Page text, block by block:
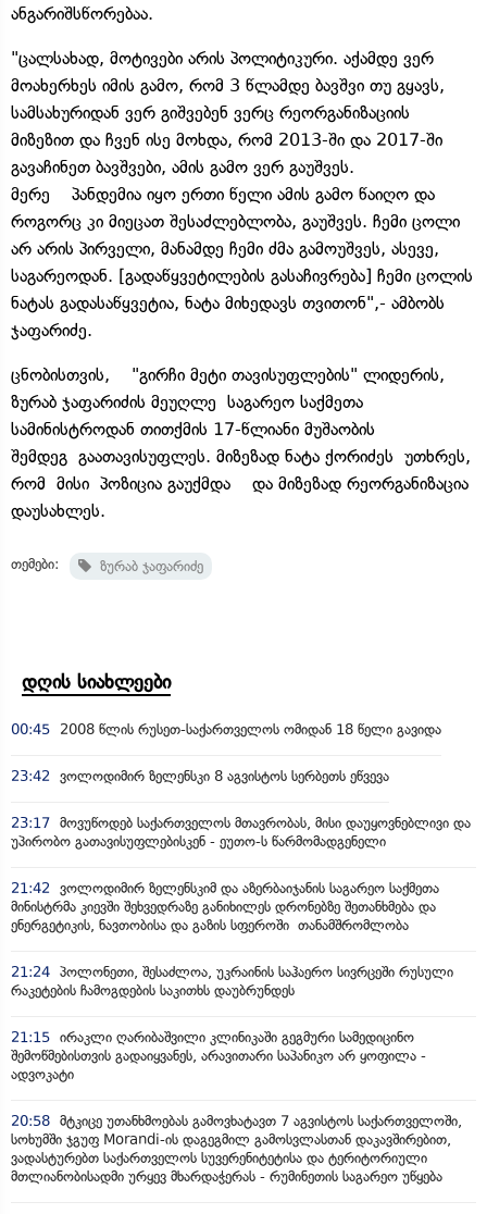
ანგარიშსწორებაა.
"ცალსახად, მოტივები არის პოლიტიკური. აქამდე ვერ
მოახერხეს იმის გამო, რომ 3 წლამდე ბავშვი თუ გყავს,
სამსახურიდან ვერ გიშვებენ ვერც რეორგანიზაციის
მიზეზით და ჩვენ ისე მოხდა, რომ 2013-ში და 2017-ში
გავაჩინეთ ბავშვები, ამის გამო ვერ გაუშვეს.
მერე პანდემია იყო ერთი წელი ამის გამო წაიღო და
როგორც კი მიეცათ შესაძლებლობა, გაუშვეს. ჩემი ცოლი
არ არის პირველი, მანამდე ჩემი ძმა გამოუშვეს, ასევე,
საგარეოდან. [გადაწყვეტილების გასაჩივრება] ჩემი ცოლის
ნატას გადასაწყვეტია, ნატა მიხედავს თვითონ",- ამბობს
ჯაფარიძე.
ცნობისთვის, "გირჩი მეტი თავისუფლების" ლიდერის,
ზურაბ ჯაფარიძის მეუღლე საგარეო საქმეთა
სამინისტროდან თითქმის 17-წლიანი მუშაობის
შემდეგ გაათავისუფლეს. მიზეზად ნატა ქორიძეს უთხრეს,
რომ მისი პოზიცია გაუქმდა და მიზეზად რეორგანიზაცია
დაუსახლეს.
თემები: ზურაბ ჯაფარიძე
დღის სიახლეები
00:45 2008 წლის რუსეთ-საქართველოს ომიდან 18 წელი გავიდა
23:42 ვოლოდიმირ ზელენსკი 8 აგვისტოს სერბეთს ეწვევა
23:17 მოვუწოდებ საქართველოს მთავრობას, მისი დაუყოვნებლივი და
უპირობო გათავისუფლებისკენ - ეუთო-ს წარმომადგენელი
21:42 ვოლოდიმირ ზელენსკიმ და აზერბაიჯანის საგარეო საქმეთა
მინისტრმა კიევში შეხვედრაზე განიხილეს დრონებზე შეთანხმება და
ენერგეტიკის, ნავთობისა და გაზის სფეროში თანამშრომლობა
21:24 პოლონეთი, შესაძლოა, უკრაინის საჰაერო სივრცეში რუსული
რაკეტების ჩამოგდების საკითხს დაუბრუნდეს
21:15 ირაკლი ღარიბაშვილი კლინიკაში გეგმური სამედიცინო
შემოწმებისთვის გადაიყვანეს, არავითარი საპანიკო არ ყოფილა -
ადვოკატი
20:58 მტკიცე უთანხმოებას გამოვხატავთ 7 აგვისტოს საქართველოში,
სოხუმში ჯგუფ Morandi-ის დაგეგმილ გამოსვლასთან დაკავშირებით,
ვადასტურებთ საქართველოს სუვერენიტეტისა და ტერიტორიული
მთლიანობისადმი ურყევ მხარდაჭერას - რუმინეთის საგარეო უწყება